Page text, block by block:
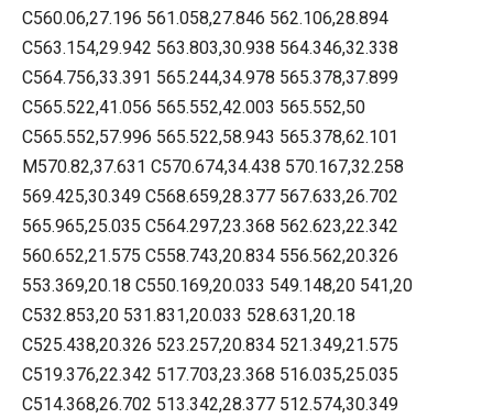
C560.06,27.196 561.058,27.846 562.106,28.894
C563.154,29.942 563.803,30.938 564.346,32.338
C564.756,33.391 565.244,34.978 565.378,37.899
C565.522,41.056 565.552,42.003 565.552,50
C565.552,57.996 565.522,58.943 565.378,62.101
M570.82,37.631 C570.674,34.438 570.167,32.258
569.425,30.349 C568.659,28.377 567.633,26.702
565.965,25.035 C564.297,23.368 562.623,22.342
560.652,21.575 C558.743,20.834 556.562,20.326
553.369,20.18 C550.169,20.033 549.148,20 541,20
C532.853,20 531.831,20.033 528.631,20.18
C525.438,20.326 523.257,20.834 521.349,21.575
C519.376,22.342 517.703,23.368 516.035,25.035
C514.368,26.702 513.342,28.377 512.574,30.349